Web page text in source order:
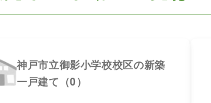
神戸市立御影小学校校区の新築
一戸建て（0）